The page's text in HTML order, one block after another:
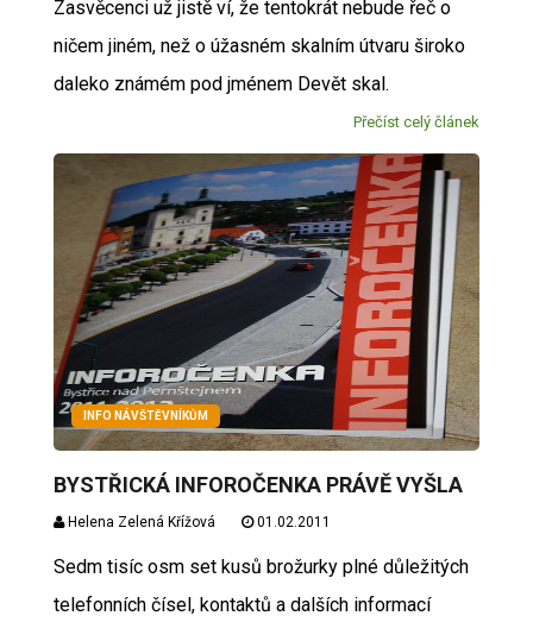
Zasvěcenci už jistě ví, že tentokrát nebude řeč o
ničem jiném, než o úžasném skalním útvaru široko
daleko známém pod jménem Devět skal.
Přečíst celý článek
INFO NÁVŠTĚVNÍKŮM
BYSTŘICKÁ INFOROČENKA PRÁVĚ VYŠLA
Helena Zelená Křížová 01.02.2011
Sedm tisíc osm set kusů brožurky plné důležitých
telefonních čísel, kontaktů a dalších informací